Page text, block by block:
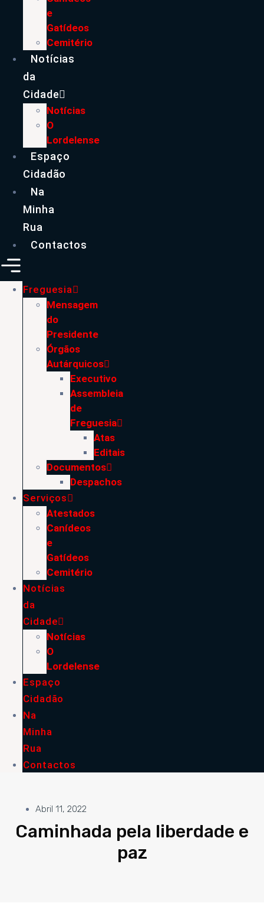
e
Gatídeos
Cemitério
Notícias
da
Cidade
Notícias
O
Lordelense
Espaço
Cidadão
Na
Minha
Rua
Contactos
Freguesia
Mensagem
do
Presidente
Órgãos
Autárquicos
Executivo
Assembleia
de
Freguesia
Atas
Editais
Documentos
Despachos
Serviços
Atestados
Canídeos
e
Gatídeos
Cemitério
Notícias
da
Cidade
Notícias
O
Lordelense
Espaço
Cidadão
Na
Minha
Rua
Contactos
Abril 11, 2022
Caminhada pela liberdade e
paz